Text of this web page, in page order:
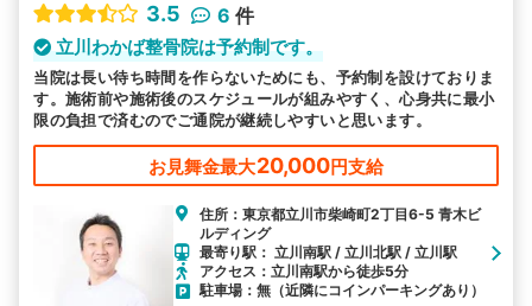
3.5
6 件
立川わかば整骨院は予約制です。
当院は長い待ち時間を作らないためにも、予約制を設けておりま
す。施術前や施術後のスケジュールが組みやすく、心身共に最小
限の負担で済むのでご通院が継続しやすいと思います。
お見舞金最大20,000円支給
住所：東京都立川市柴崎町2丁目6-5 青木ビ
ルディング
最寄り駅： 立川南駅 / 立川北駅 / 立川駅
アクセス：立川南駅から徒歩5分
駐車場：無（近隣にコインパーキングあり）